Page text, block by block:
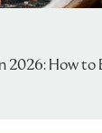
2026: How to